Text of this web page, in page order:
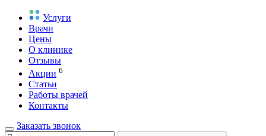
Услуги
Врачи
Цены
О клинике
Отзывы
Акции 6
Статьи
Работы врачей
Контакты
Заказать звонок